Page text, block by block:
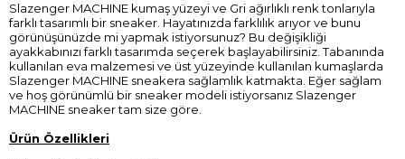
Slazenger MACHINE kumaş yüzeyi ve Gri ağırlıklı renk tonlarıyla
farklı tasarımlı bir sneaker. Hayatınızda farklılık arıyor ve bunu
görünüşünüzde mi yapmak istiyorsunuz? Bu değişikliği
ayakkabınızı farklı tasarımda seçerek başlayabilirsiniz. Tabanında
kullanılan eva malzemesi ve üst yüzeyinde kullanılan kumaşlarda
Slazenger MACHINE sneakera sağlamlık katmakta. Eğer sağlam
ve hoş görünümlü bir sneaker modeli istiyorsanız Slazenger
MACHINE sneaker tam size göre.
Ürün Özellikleri